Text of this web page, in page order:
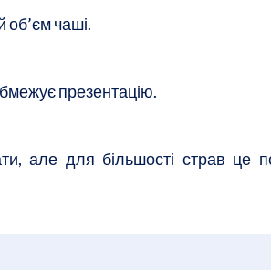
чаші.
презентацію.
але для більшості страв це